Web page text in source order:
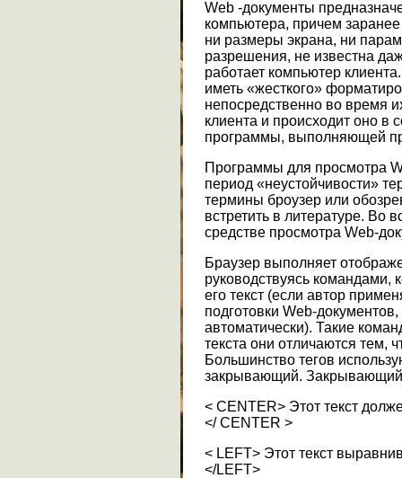
Web -документы
компьютера, причем
ни размеры экрана, ни
разрешения, не известна
работает компьютер
иметь «жесткого»
непосредственно во время
клиента и происходит оно в
программы, выполняющей
Программы для просмотра
период «неустойчивости»
термины броузер или
встретить в литературе. Во
средстве просмотра Web-
Браузер выполняет
руководствуясь командами,
его текст (если автор
подготовки Web-
автоматически). Такие
текста они отличаются тем,
Большинство тегов
закрывающий. Закрывающий
< CENTER> Этот текст
</ CENTER >
< LEFT> Этот текст
</LEFT>